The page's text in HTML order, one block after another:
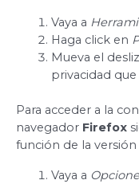
Vaya a
Haga click en
Mueva el
privacidad que
Para acceder a la
navegador Firefox
función de la
Vaya a